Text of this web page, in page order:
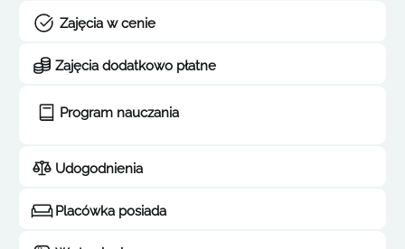
Zajęcia w cenie
Zajęcia dodatkowo płatne
Program nauczania
Udogodnienia
Placówka posiada